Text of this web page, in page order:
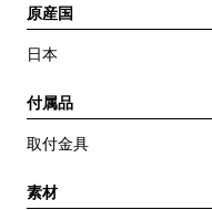
原産国
日本
付属品
取付金具
素材